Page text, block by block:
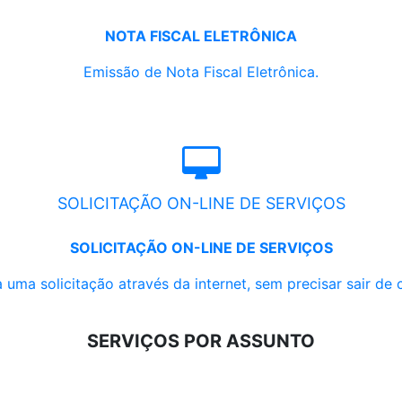
NOTA FISCAL ELETRÔNICA
Emissão de Nota Fiscal Eletrônica.
SOLICITAÇÃO ON-LINE DE SERVIÇOS
SOLICITAÇÃO ON-LINE DE SERVIÇOS
uma solicitação através da internet, sem precisar sair de
SERVIÇOS POR ASSUNTO